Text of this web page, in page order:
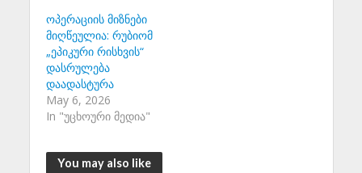
ოპერაციის მიზნები
მიღწეულია: რუბიომ
„ეპიკური რისხვის“
დასრულება
დაადასტურა
May 6, 2026
In "უცხოური მედია"
You may also like